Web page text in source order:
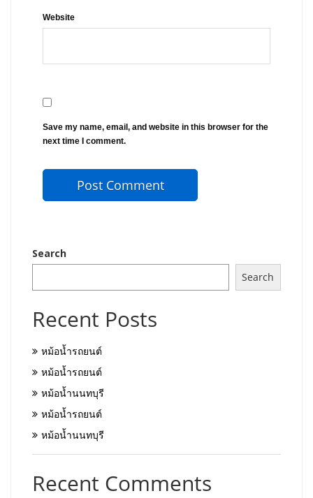
Website
Save my name, email, and website in this browser for the
next time I comment.
Search
Search
Recent Posts
หม้อน้ำรถยนต์
หม้อน้ำรถยนต์
หม้อน้ำนนทบุรี
หม้อน้ำรถยนต์
หม้อน้ำนนทบุรี
Recent Comments